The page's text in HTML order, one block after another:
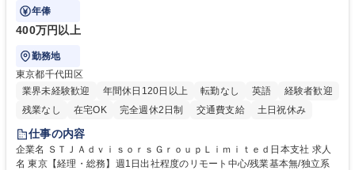
任担当として広く活躍できる環境です。
年俸
400万円以上
勤務地
東京都千代田区
業界未経験歓迎
年間休日120日以上 転勤なし 英語
経験者歓迎
残業なし
在宅OK 完全週休2日制 交通費支給 土日祝休み
仕事の内容
企業名 ＳＴＪＡｄｖｉｓｏｒｓＧｒｏｕｐＬｉｍｉｔｅｄ日本支社 求人
名 東京【経理・総務】週1日出社程度のリモート中心/残業基本無/独立系